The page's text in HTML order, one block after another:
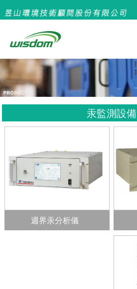
汞監測設備
週界汞分析儀